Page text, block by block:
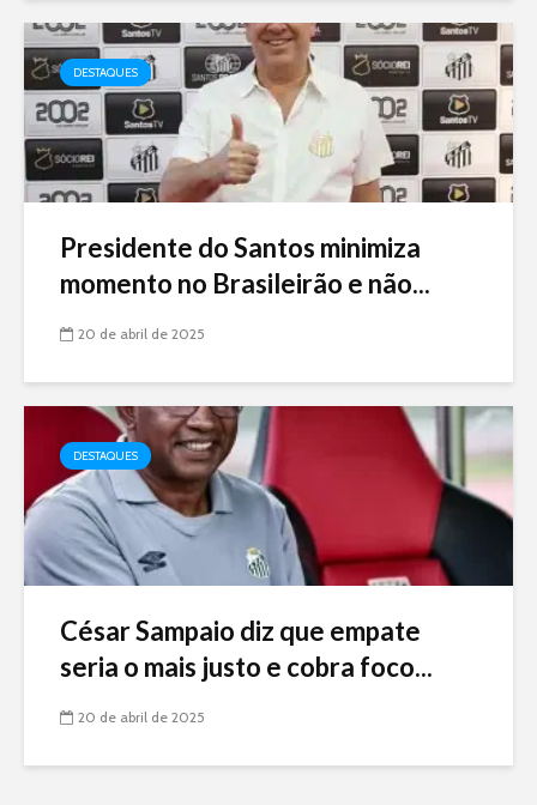
DESTAQUES
Presidente do Santos minimiza
momento no Brasileirão e não...
20 de abril de 2025
DESTAQUES
César Sampaio diz que empate
seria o mais justo e cobra foco...
20 de abril de 2025